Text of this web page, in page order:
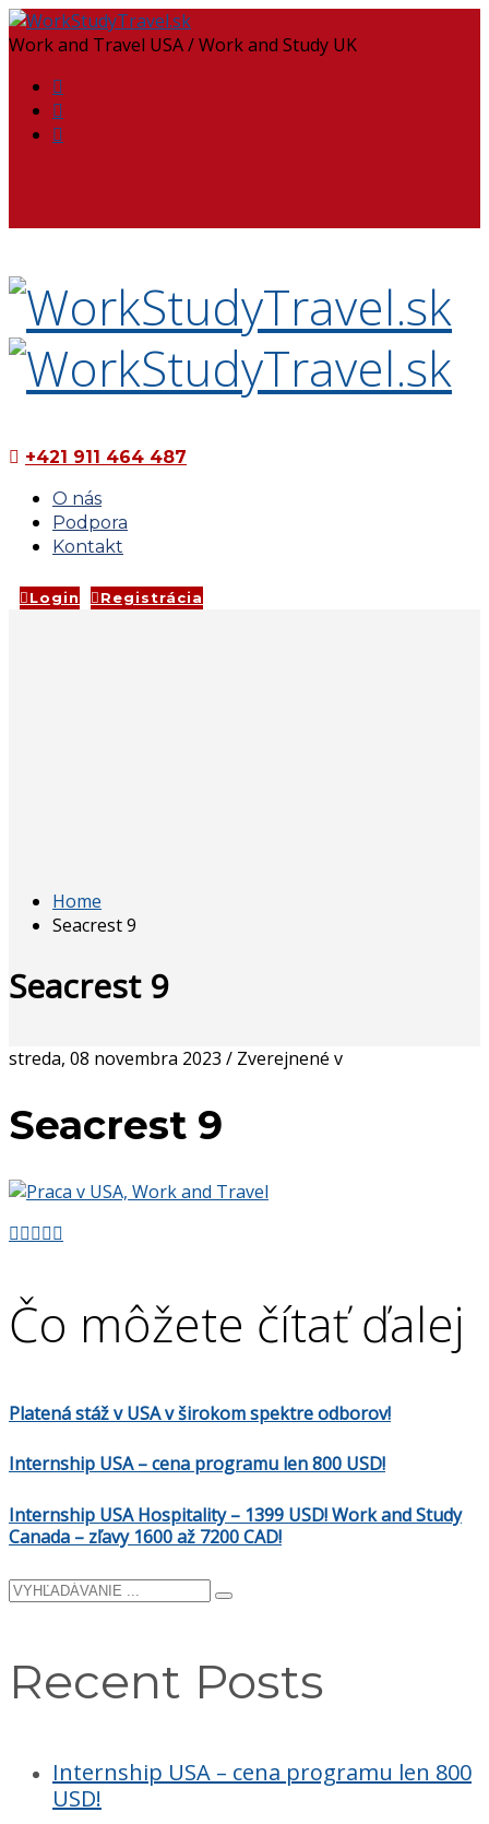
Work and Travel USA / Work and Study UK
+421 911 464 487
O nás
Podpora
Kontakt
Login Registrácia
Home
Seacrest 9
Seacrest 9
streda, 08 novembra 2023 / Zverejnené v
Seacrest 9
Čo môžete čítať ďalej
Platená stáž v USA v širokom spektre odborov!
Internship USA – cena programu len 800 USD!
Internship USA Hospitality – 1399 USD! Work and Study
Canada – zľavy 1600 až 7200 CAD!
Recent Posts
Internship USA – cena programu len 800
USD!